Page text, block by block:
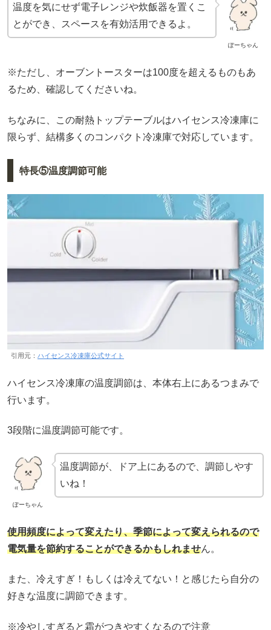
ぽーちゃん
温度を気にせず電子レンジや炊飯器を置くこ
とができ、スペースを有効活用できるよ。
※ただし、オーブントースターは100度を超えるものもあ
るため、確認してくださいね。
ちなみに、この耐熱トップテーブルはハイセンス冷凍庫に
限らず、結構多くのコンパクト冷凍庫で対応しています。
特長⑤温度調節可能
引用元： ハイセンス冷凍庫公式サイト
ハイセンス冷凍庫の温度調節は、本体右上にあるつまみで
行います。
3段階に温度調節可能です。
ぽーちゃん
温度調節が、ドア上にあるので、調節しやす
いね！
使用頻度によって変えたり、季節によって変えられるので
電気量を節約することができるかもしれません。
また、冷えすぎ！もしくは冷えてない！と感じたら自分の
好きな温度に調節できます。
※冷やしすぎると霜がつきやすくなるので注意